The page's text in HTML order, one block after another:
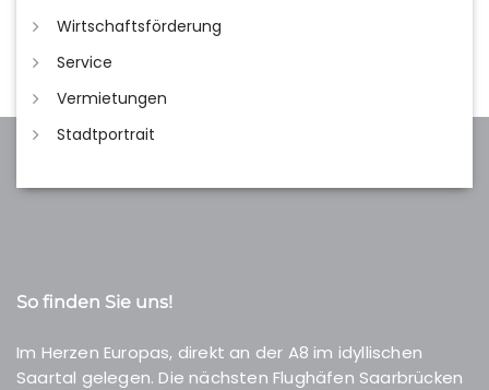
Wirtschaftsförderung
Service
Vermietungen
Stadtportrait
So finden Sie uns!
Im Herzen Europas, direkt an der A8 im idyllischen
Saartal gelegen. Die nächsten Flughäfen Saarbrücken